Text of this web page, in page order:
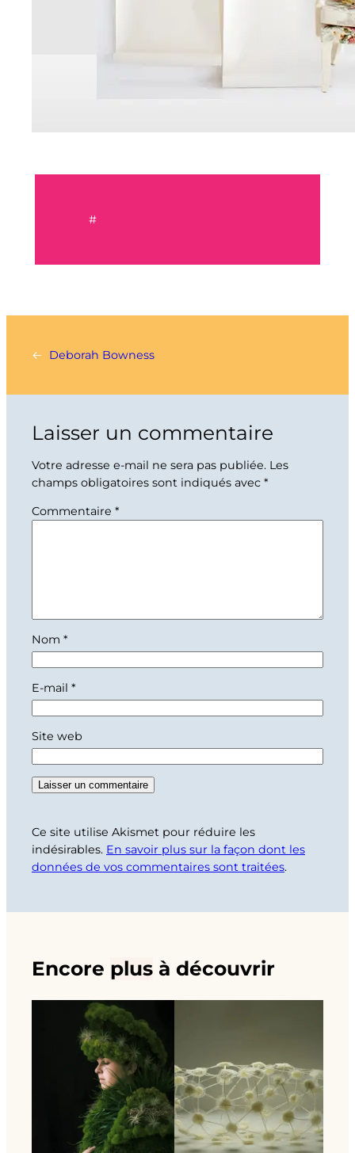
#
← Deborah Bowness
Laisser un commentaire
Votre adresse e-mail ne sera pas publiée. Les
champs obligatoires sont indiqués avec *
Commentaire *
Nom *
E-mail *
Site web
Ce site utilise Akismet pour réduire les
indésirables. En savoir plus sur la façon dont les
données de vos commentaires sont traitées.
Encore plus à découvrir